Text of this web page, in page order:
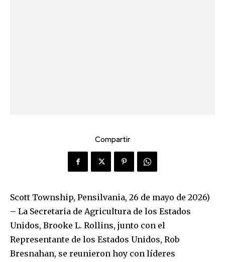
Compartir
Scott Township, Pensilvania, 26 de mayo de 2026)
– La Secretaria de Agricultura de los Estados
Unidos, Brooke L. Rollins, junto con el
Representante de los Estados Unidos, Rob
Bresnahan, se reunieron hoy con líderes